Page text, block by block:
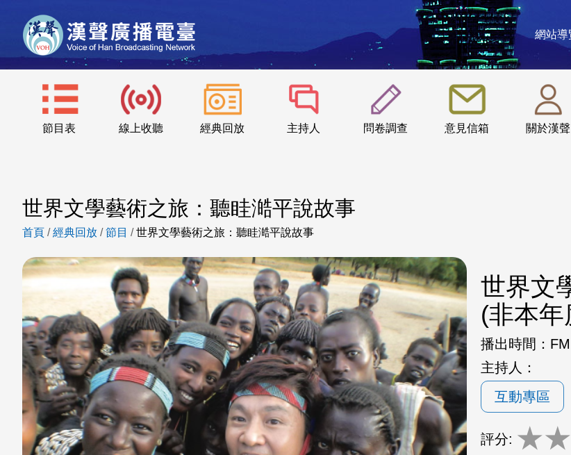
網站導
節目表 線上收聽 經典回放 主持人 問卷調查 意見信箱 關於漢聲
:::
世界文學藝術之旅：聽眭澔平說故事
首頁 /經典回放 /節目 /世界文學藝術之旅：聽眭澔平說故事
世界文
(非本
播出時間：
主持人：
互動專區
評分: ★★